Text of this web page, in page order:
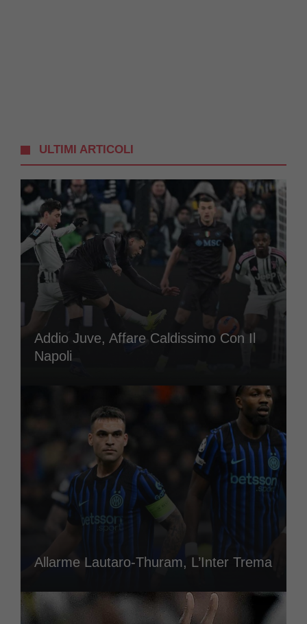
ULTIMI ARTICOLI
Addio Juve, Affare Caldissimo Con Il
Napoli
Allarme Lautaro-Thuram, L’Inter Trema